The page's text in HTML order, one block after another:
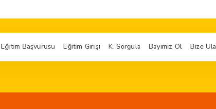
Eğitim Başvurusu Eğitim Girişi K. Sorgula Bayimiz Ol Bize